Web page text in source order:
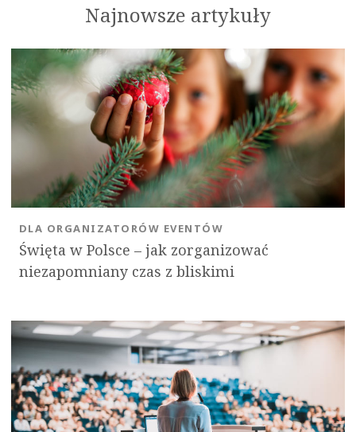
Najnowsze artykuły
Święta w Polsce – jak zorganizować
niezapomniany czas z bliskimi
DLA ORGANIZATORÓW EVENTÓW